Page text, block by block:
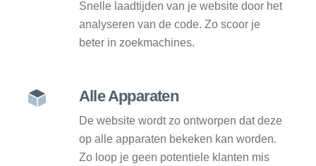
Snelle laadtijden van je website door het
analyseren van de code. Zo scoor je
beter in zoekmachines.
Alle Apparaten
De website wordt zo ontworpen dat deze
op alle apparaten bekeken kan worden.
Zo loop je geen potentiele klanten mis